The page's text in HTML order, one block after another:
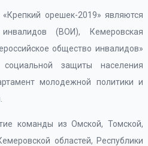
орешек-2019» являются
(ВОИ), Кемеровская
общество инвалидов»
защиты населения
молодежной политики и
команды из Омской, Томской,
областей, Республики